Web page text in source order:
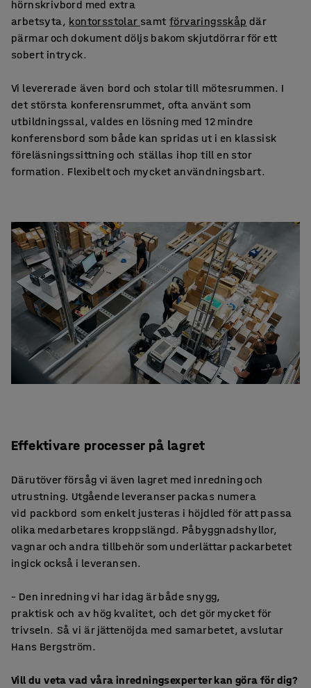
hörnskrivbord med extra
arbetsyta, kontorsstolar samtförvaringsskåp där
pärmar och dokument döljs bakom skjutdörrar för ett
sobert intryck.
Vi levererade även bord och stolar till mötesrummen. I
det största konferensrummet, ofta använt som
utbildningssal, valdes en lösning med 12 mindre
konferensbord som både kan spridas ut i en klassisk
föreläsningssittning och ställas ihop till en stor
formation. Flexibelt och mycket användningsbart.
Effektivare processer på lagret
Därutöver försåg vi även lagret med inredning och
utrustning. Utgående leveranser packas numera
vid packbord som enkelt justeras i höjdled för att passa
olika medarbetares kroppslängd. Påbyggnadshyllor,
vagnar och andra tillbehör som underlättar packarbetet
ingick också i leveransen.
– Den inredning vi har idag är både snygg,
praktisk och av hög kvalitet, och det gör mycket för
trivseln. Så vi är jättenöjda med samarbetet, avslutar
Hans Bergström.
Vill du veta vad våra inredningsexperter kan göra för dig?